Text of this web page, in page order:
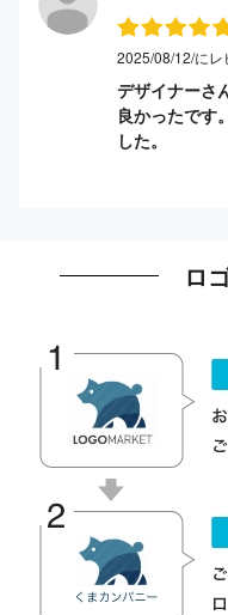
2025/08/12/にレ
デザイナーさ
良かったです
した。
ロ